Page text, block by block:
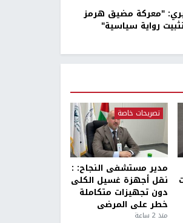
"معركة مضيق هرمز
رواية سياسية"
تصريحات خاصة
مدير مستشفى النجاح: :
نقل أجهزة غسيل الكلى
دون تجهيزات متكاملة
خطر على المرضى
منذ 2 ساعة